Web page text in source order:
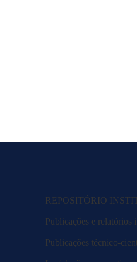
REPOSITÓRIO
Publicações e relatórios
Publicações técnico-